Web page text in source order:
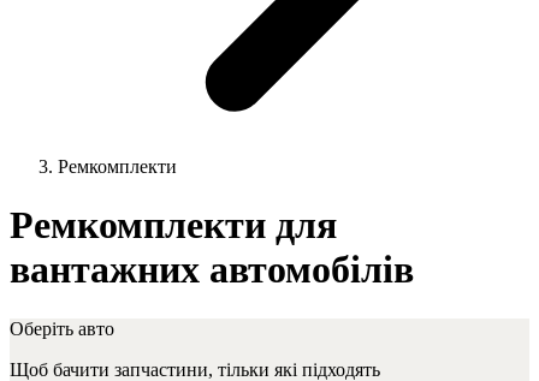
Ремкомплекти
Ремкомплекти для
вантажних автомобілів
Оберіть авто
Щоб бачити запчастини, тільки які підходять